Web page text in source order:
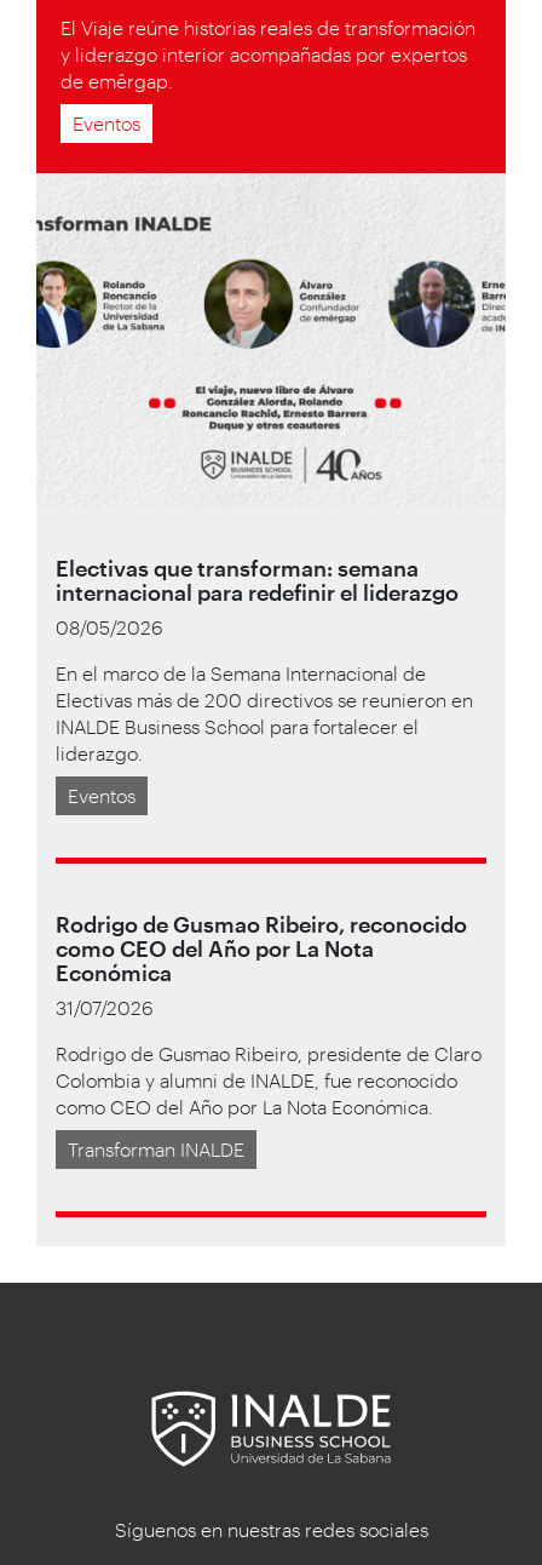
El Viaje reúne historias reales de transformación
y liderazgo interior acompañadas por expertos
de emêrgap.
Eventos
Electivas que transforman: semana
internacional para redefinir el liderazgo
08/05/2026
En el marco de la Semana Internacional de
Electivas más de 200 directivos se reunieron en
INALDE Business School para fortalecer el
liderazgo.
Eventos
Rodrigo de Gusmao Ribeiro, reconocido
como CEO del Año por La Nota
Económica
31/07/2026
Rodrigo de Gusmao Ribeiro, presidente de Claro
Colombia y alumni de INALDE, fue reconocido
como CEO del Año por La Nota Económica.
Transforman INALDE
Síguenos en nuestras redes sociales